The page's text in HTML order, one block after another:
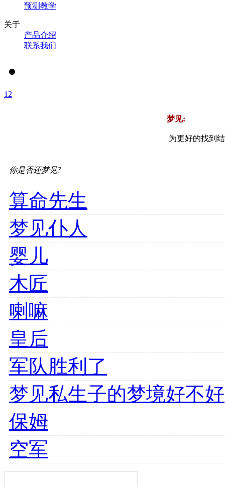
预测教学
关于
产品介绍
联系我们
1 2
梦见:
为更好的找到
你是否还梦见?
算命先生
梦见仆人
婴儿
木匠
喇嘛
皇后
军队胜利了
梦见私生子的梦境好不好
保姆
空军